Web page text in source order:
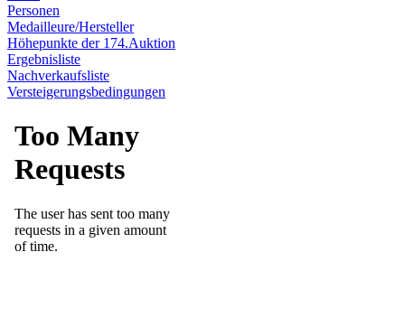
Personen
Medailleure/Hersteller
Höhepunkte der 174.Auktion
Ergebnisliste
Nachverkaufsliste
Versteigerungsbedingungen